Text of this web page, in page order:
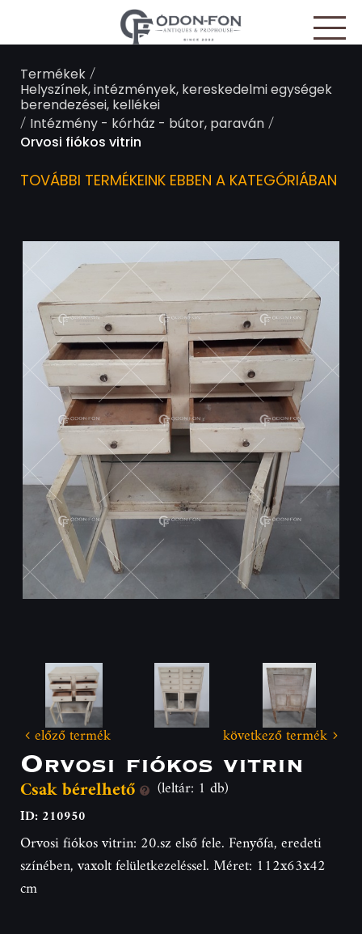
Termékek/
Helyszínek, intézmények, kereskedelmi egységek
berendezései, kellékei
/ Intézmény - kórház - bútor, paraván/
Orvosi fiókos vitrin
TOVÁBBI TERMÉKEINK EBBEN A KATEGÓRIÁBAN
előző termék következő termék
Orvosi fiókos vitrin
Csak bérelhető (leltár: 1 db)
ID: 210950
Orvosi fiókos vitrin: 20.sz első fele. Fenyőfa, eredeti
színében, vaxolt felületkezeléssel. Méret: 112x63x42
cm